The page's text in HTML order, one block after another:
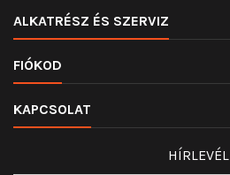
ALKATRÉSZ ÉS SZERVIZ
FIÓKOD
KAPCSOLAT
HÍRLEVÉL